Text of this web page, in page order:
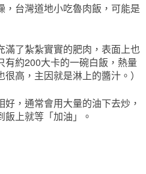
，台灣道地小吃魯肉飯，可能是
了紮紮實實的肥肉，表面上也
約200大卡的一碗白飯，熱量
高，主因就是淋上的醬汁。）
，通常會用大量的油下去炒，
上就等「加油」。